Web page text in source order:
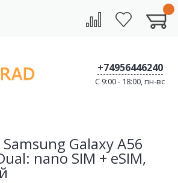
+74956446240
C 9:00 - 18:00, пн-вс
Galaxy A56
nano SIM + eSIM,